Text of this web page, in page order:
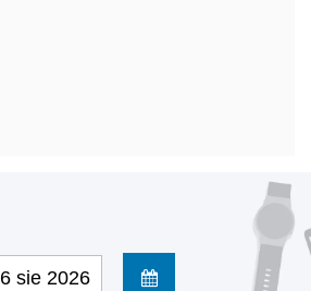
6 sie 2026